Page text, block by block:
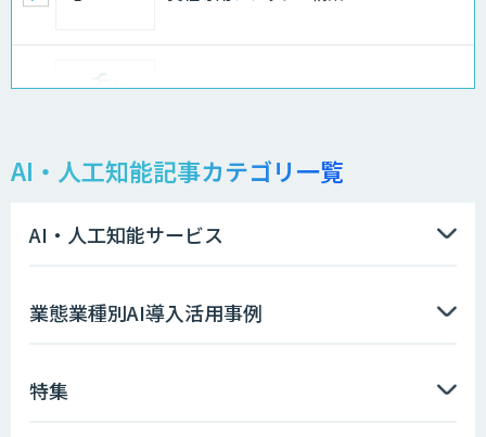
異常検知AI
需要予測＋業務最適化AIシステム
「VAB-5000」
AI・人工知能記事カテゴリ一覧
AI・人工知能サービス
業態業種別AI導入活用事例
特集